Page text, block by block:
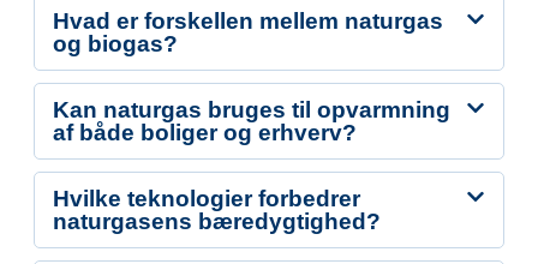
Hvad er forskellen mellem naturgas
og biogas?
Kan naturgas bruges til opvarmning
af både boliger og erhverv?
Hvilke teknologier forbedrer
naturgasens bæredygtighed?